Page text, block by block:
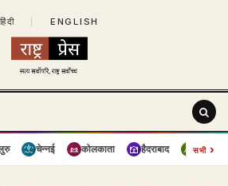
हिंदी ENGLISH
चेन्नई कोलकाता हैदराबाद पुणे
सभी›